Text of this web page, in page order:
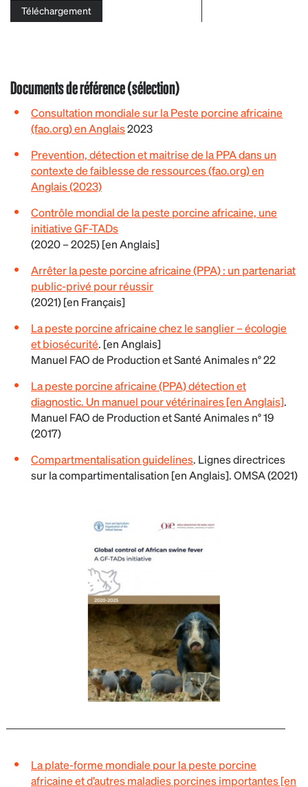
Téléchargement
Documents de référence (sélection)
Consultation mondiale sur la Peste porcine africaine
(fao.org) en Anglais2023
Prevention, détection et maitrise de la PPA dans un
contexte de faiblesse de ressources (fao.org) en
Anglais (2023)
Contrôle mondial de la peste porcine africaine, une
initiative GF-TADs
(2020 – 2025) [en Anglais]
Arrêter la peste porcine africaine (PPA) : un partenariat
public-privé pour réussir
(2021) [en Français]
La peste porcine africaine chez le sanglier – écologie
et biosécurité. [en Anglais]
Manuel FAO de Production et Santé Animales n° 22
La peste porcine africaine (PPA) détection et
diagnostic. Un manuel pour vétérinaires [en Anglais].
Manuel FAO de Production et Santé Animales n° 19
(2017)
Compartmentalisation guidelines. Lignes directrices
sur la compartimentalisation [en Anglais]. OMSA (2021)
La plate-forme mondiale pour la peste porcine
africaine et d’autres maladies porcines importantes [en